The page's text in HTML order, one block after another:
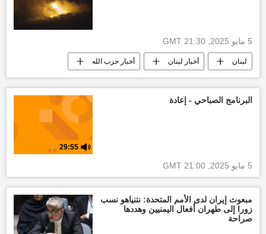
5 مايو 2025, 21:30 GMT
لبنان أخبار لبنان أخبار حزب الله
الحرب على حزب الله
البرنامج الصباحي - إعادة
29:55
5 مايو 2025, 21:00 GMT
مبعوث إيران لدى الأمم المتحدة: نتنياهو نسب
زورا إلى طهران أفعال اليمنيين وهددها
صراحة